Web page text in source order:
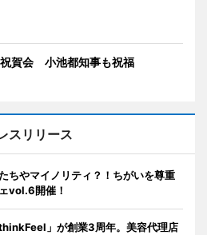
賀会 小池都知事も祝福
スリリース
ちやマイノリティ？！ちがいを尊重
vol.6開催！
」が創業3周年。美容代理店